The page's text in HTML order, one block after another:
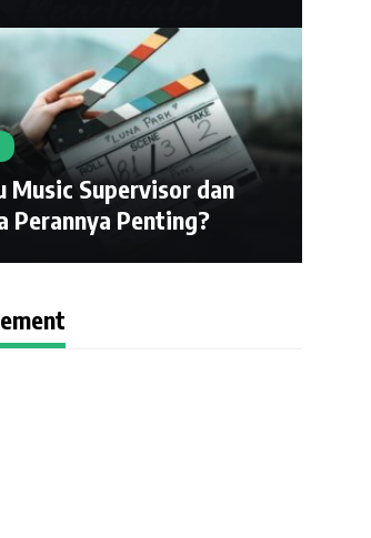
Music Supervisor dan
Perannya Penting?